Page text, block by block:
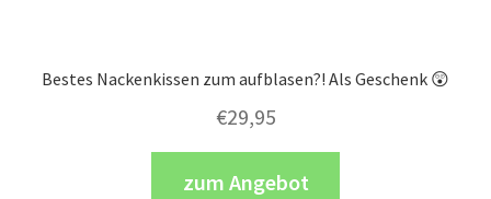
Bestes Nackenkissen zum aufblasen?! Als Geschenk 😲
€29,95
zum Angebot